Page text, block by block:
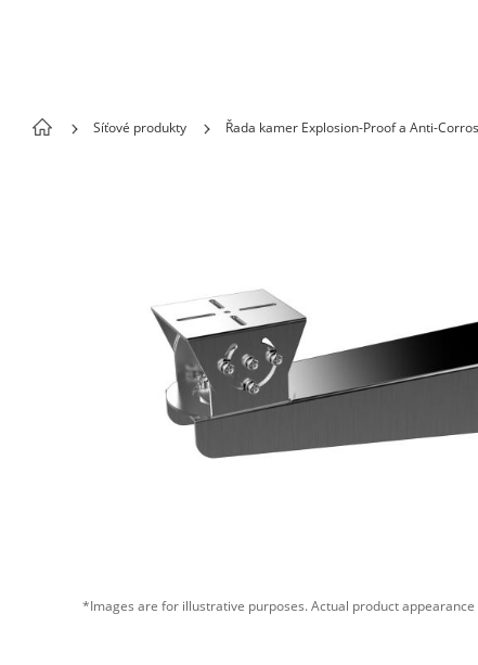
Síťové produkty Řada kamer Explosion-Proof a Anti-
*Images are for illustrative purposes. Actual product